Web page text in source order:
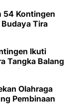
54 Kontingen
Tira
Ikuti
Tangka Balang
Olahraga
Pembinaan